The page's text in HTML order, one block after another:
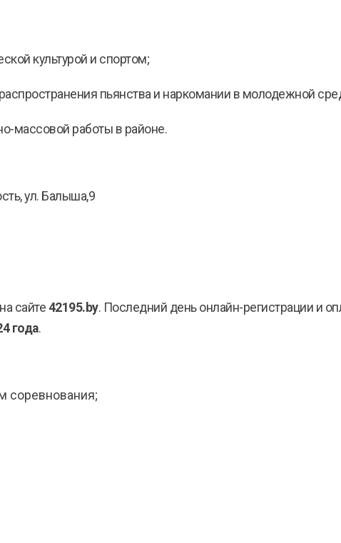
культурой и спортом;
пьянства и наркомании в молодежной
массовой работы в районе.
ул. Балыша,9
сайте 42195. by. Последний день онлайн-регистрации и
года.
соревнования;